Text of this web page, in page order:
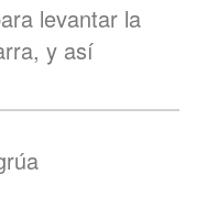
levantar la
y así